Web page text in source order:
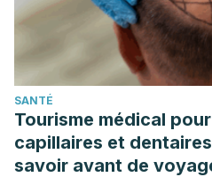
SANTÉ
Tourisme médical
capillaires et
savoir avant de